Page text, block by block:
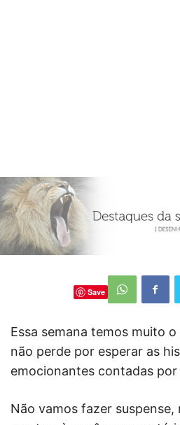
Save
Essa semana temos muito
não perde por esperar as
emocionantes contadas
Não vamos fazer suspense,